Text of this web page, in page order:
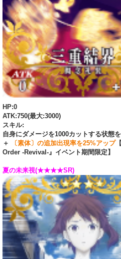
HP:0
ATK:750(最大:3000)
スキル:
自身にダメージを1000カットする状態
＋
〔素体〕の追加出現率を25%アップ
Order -Revival-』イベント期間限定】
夏の未来視(★★★★SR)